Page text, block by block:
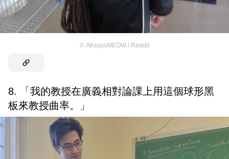
© AKsaysMEOW / Reddit
8. 「我的教授在廣義相對論課上用這個球形黑
板來教授曲率。」